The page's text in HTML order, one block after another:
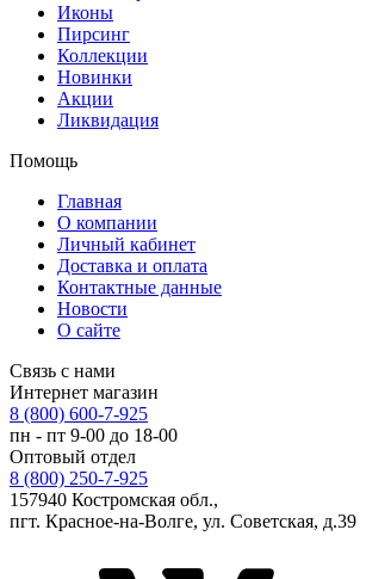
Иконы
Пирсинг
Коллекции
Новинки
Акции
Ликвидация
Помощь
Главная
О компании
Личный кабинет
Доставка и оплата
Контактные данные
Новости
О сайте
Связь с нами
Интернет магазин
8 (800) 600-7-925
пн - пт 9-00 до 18-00
Оптовый отдел
8 (800) 250-7-925
157940 Костромская обл.,
пгт. Красное-на-Волге, ул. Советская, д.39